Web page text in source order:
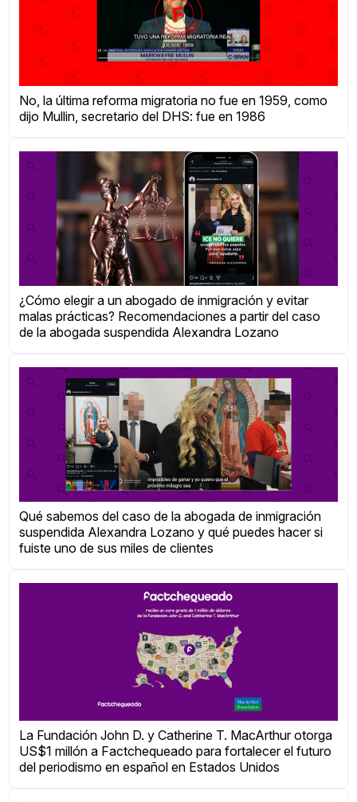
No, la última reforma migratoria no fue en 1959, como
dijo Mullin, secretario del DHS: fue en 1986
¿Cómo elegir a un abogado de inmigración y evitar
malas prácticas? Recomendaciones a partir del caso
de la abogada suspendida Alexandra Lozano
Qué sabemos del caso de la abogada de inmigración
suspendida Alexandra Lozano y qué puedes hacer si
fuiste uno de sus miles de clientes
La Fundación John D. y Catherine T. MacArthur otorga
US$1 millón a Factchequeado para fortalecer el futuro
del periodismo en español en Estados Unidos